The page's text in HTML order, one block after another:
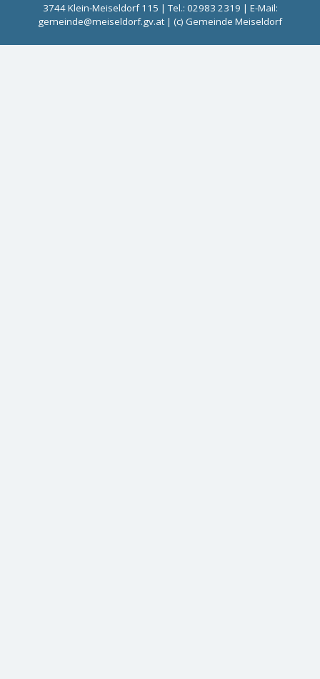
3744 Klein-Meiseldorf 115 | Tel.: 02983 2319 | E-Mail:
gemeinde@meiseldorf.gv.at | (c) Gemeinde Meiseldorf